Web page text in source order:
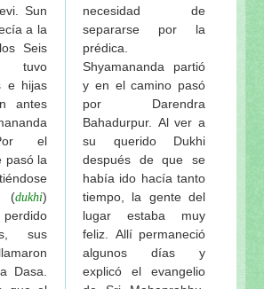
distintos, rasas distintas
- sábado, 15 de
8
y consejos prácticos para mejorar la
y consejos prácticos para mejorar la
para superar las ofensas
para superar las ofensas
madhurya-bhava del maha-mantra
de mi curso sobre el santo nombre de
2 del Curso sobre el Santo Nombre
-
de Nama-tattva
niveles en el proceso del bhakti
la nube del anartha
Sun
a la
Seis
tuvo
e hijas
antes
el
pasó la
(dukhi)
sus
Dasa.
necesidad de
separarse por la
prédica.
Shyamananda partió
y en el camino pasó
por Darendra
Bahadurpur. Al ver a
su querido Dukhi
después de que se
había ido hacía tanto
tiempo, la gente del
lugar estaba muy
feliz. Allí permaneció
algunos días y
explicó el evangelio